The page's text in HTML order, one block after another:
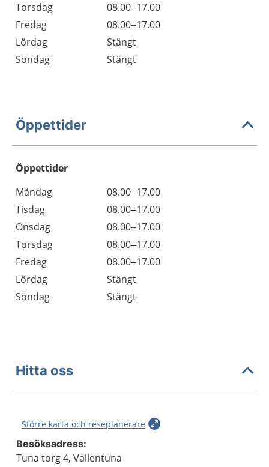
Torsdag
08.00–17.00
Fredag
08.00–17.00
Lördag
Stängt
Söndag
Stängt
Öppettider
Öppettider
Dag
Öppettider
Kommentarer
Måndag
08.00–17.00
Tisdag
08.00–17.00
Onsdag
08.00–17.00
Torsdag
08.00–17.00
Fredag
08.00–17.00
Lördag
Stängt
Söndag
Stängt
Hitta oss
Större karta och reseplanerare
Besöksadress:
Tuna torg 4, Vallentuna